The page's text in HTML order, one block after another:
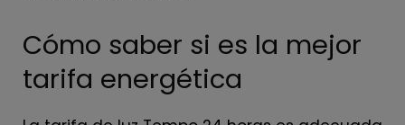
Cómo saber si es la mejor
tarifa energética